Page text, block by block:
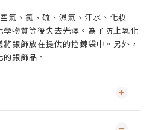
氣、氯、硫、濕氣、汗水、化妝
物質等後失去光澤。為了防止氧化
銀飾放在提供的拉鍊袋中。另外，
銀飾品。